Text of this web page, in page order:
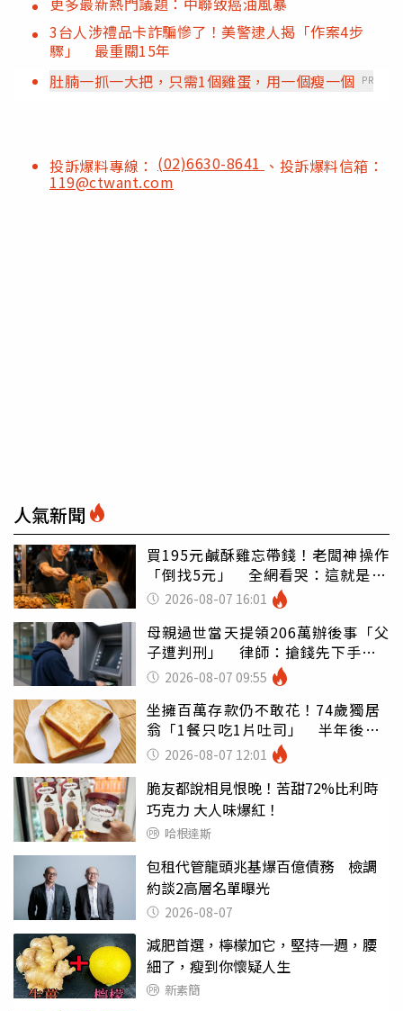
3台人涉禮品卡詐騙慘了！美警逮人揭「作案4步
驟」 最重關15年
肚腩一抓一大把，只需1個雞蛋，用一個瘦一個 PR
投訴爆料專線： (02)6630-8641 、投訴爆料信箱：
119@ctwant.com
人氣新聞
買195元鹹酥雞忘帶錢！老闆神操作
「倒找5元」 全網看哭：這就是台
灣 2026-08-07 16:01
母親過世當天提領206萬辦後事「父
子遭判刑」 律師：搶錢先下手是
罪 2026-08-07 09:55
坐擁百萬存款仍不敢花！74歲獨居
翁「1餐只吃1片吐司」 半年後暴
瘦嚇壞女兒
2026-08-07 12:01
脆友都說相見恨晚！苦甜72%比利時
巧克力 大人味爆紅！
哈根達斯
包租代管龍頭兆基爆百億債務 檢調
約談2高層名單曝光
2026-08-07
減肥首選，檸檬加它，堅持一週，腰
細了，瘦到你懷疑人生
新素簡